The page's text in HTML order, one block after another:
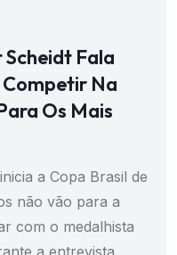
Fala
Competir Na
Os Mais
a Copa Brasil de
não vão para a
com o medalhista
a entrevista,